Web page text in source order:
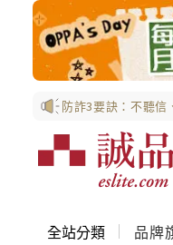
防詐3要訣：不聽信
全站分類 品牌